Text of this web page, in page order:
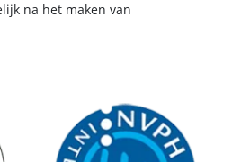
na het maken van